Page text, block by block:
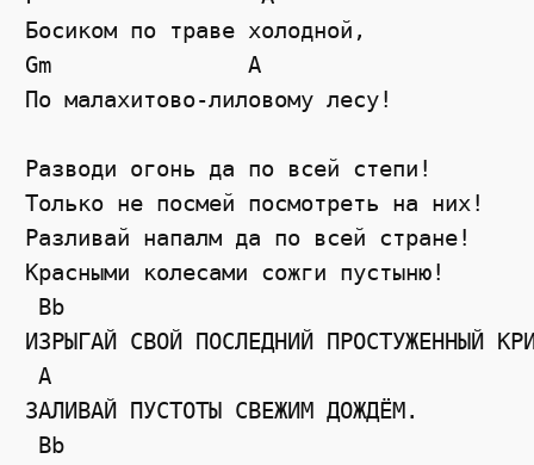
Босиком по траве холодной,
Gm               A
По малахитово-лиловому лесу!
Разводи огонь да по всей степи!
Только не посмей посмотреть на них!
Разливай напалм да по всей стране!
Красными колесами сожги пустыню!
Bb
ИЗРЫГАЙ СВОЙ ПОСЛЕДНИЙ ПРОСТУЖЕННЫЙ
A
ЗАЛИВАЙ ПУСТОТЫ СВЕЖИМ ДОЖДЁМ.
Bb